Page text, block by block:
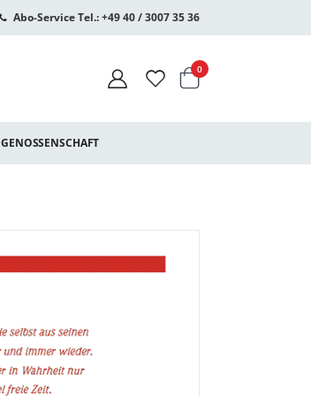
Abo-Service Tel.: +49 40 / 3007 35 36
Warenkorb
0Artikel
GENOSSENSCHAFT